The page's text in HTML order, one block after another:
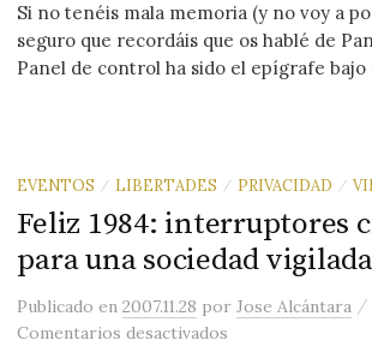
Si no tenéis mala memoria (y no voy a
seguro que recordáis que os hablé de
Panel de control ha sido el epígrafe bajo
EVENTOS / LIBERTADES / PRIVACIDAD /
Feliz 1984: interruptores
para una sociedad vigilada
Publicadoen2007.11.28 porJose Alcántara /
Comentarios desactivados